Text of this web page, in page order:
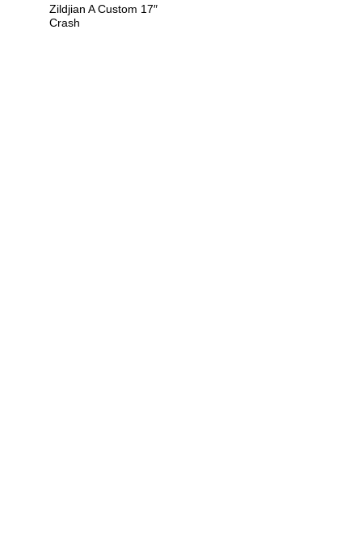
Zildjian A Custom 17″
Crash